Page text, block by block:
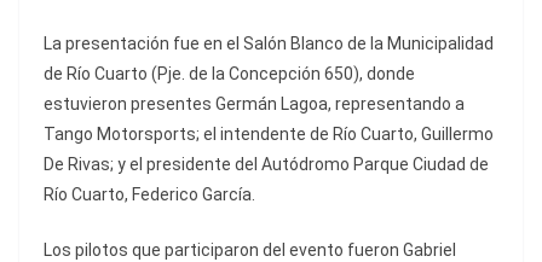
La presentación fue en el Salón Blanco de la Municipalidad
de Río Cuarto (Pje. de la Concepción 650), donde
estuvieron presentes Germán Lagoa, representando a
Tango Motorsports; el intendente de Río Cuarto, Guillermo
De Rivas; y el presidente del Autódromo Parque Ciudad de
Río Cuarto, Federico García.
Los pilotos que participaron del evento fueron Gabriel